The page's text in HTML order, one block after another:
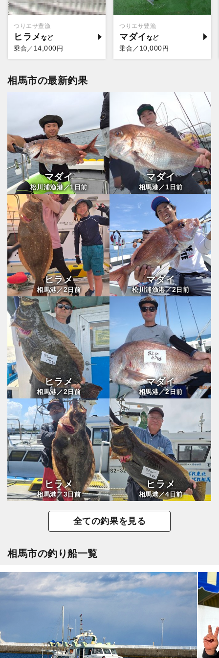
つりエサ豊漁
ヒラメ
乗合／ 14,000円
つりエサ豊漁
マダイ
乗合／ 10,000円
相馬市の最新釣果
マダイ
松川浦漁港／1日前
マダイ
相馬港／1 日前
ヒラメ
相馬港／2日前
マダイ
松川浦漁港／2日前
ヒラメ
相馬港／2 日前
マダイ
相馬港／2日前
ヒラメ
相馬港／3日前
ヒラメ
相馬港／4日前
全ての釣果を見る
相馬市の釣り船一覧